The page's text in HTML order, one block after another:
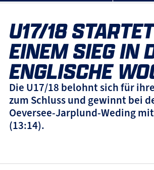
U17/18
EINEM SIEG IN
ENGLISCHE
Die U17/18 belohnt sich für
zum Schluss und gewinnt bei
Oeversee-Jarplund-Weding
(13:14).